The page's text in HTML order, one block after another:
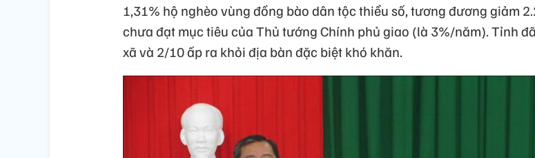
1,31% hộ nghèo vùng đồng bào dân tộc thiểu số, tương đương giảm
chưa đạt mục tiêu của Thủ tướng Chính phủ giao (là 3%/năm). Tỉnh
xã và 2/10 ấp ra khỏi địa bàn đặc biệt khó khăn.